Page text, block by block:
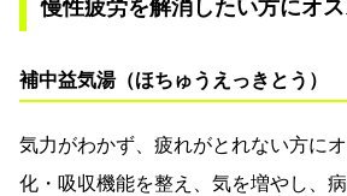
慢性疲労を解消したい方にオ
補中益気湯（ほちゅうえっきとう）
気力がわかず、疲れがとれない方に
化・吸収機能を整え、気を増やし、